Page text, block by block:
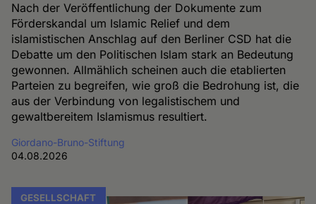
Nach der Veröffentlichung der Dokumente zum
Förderskandal um Islamic Relief und dem
islamistischen Anschlag auf den Berliner CSD hat die
Debatte um den Politischen Islam stark an Bedeutung
gewonnen. Allmählich scheinen auch die etablierten
Parteien zu begreifen, wie groß die Bedrohung ist, die
aus der Verbindung von legalistischem und
gewaltbereitem Islamismus resultiert.
Giordano-Bruno-Stiftung
04.08.2026
GESELLSCHAFT